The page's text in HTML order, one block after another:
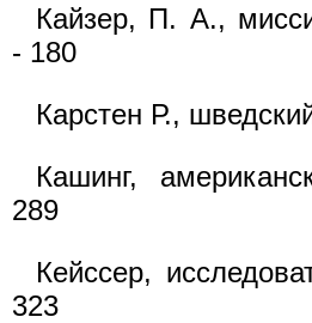
Кайзер, П. А.,
- 180
Карстен Р.,
Кашинг,
289
Кейссер,
323